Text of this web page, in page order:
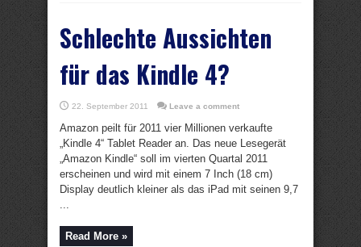
Schlechte Aussichten
für das Kindle 4?
22. September 2011 Leave a comment
Amazon peilt für 2011 vier Millionen verkaufte
„Kindle 4“ Tablet Reader an. Das neue Lesegerät
„Amazon Kindle“ soll im vierten Quartal 2011
erscheinen und wird mit einem 7 Inch (18 cm)
Display deutlich kleiner als das iPad mit seinen 9,7
...
Read More »